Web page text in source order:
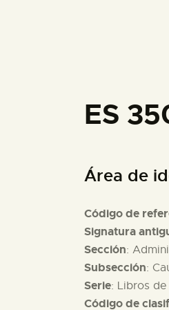
ES
Área de
Código de
Signatura
Sección:
Subsección:
Serie: Libros
Código de